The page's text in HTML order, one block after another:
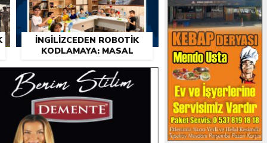
İNGILIZCEDEN ROBOTIK
KODLAMAYA: MASAL
GÜNLER